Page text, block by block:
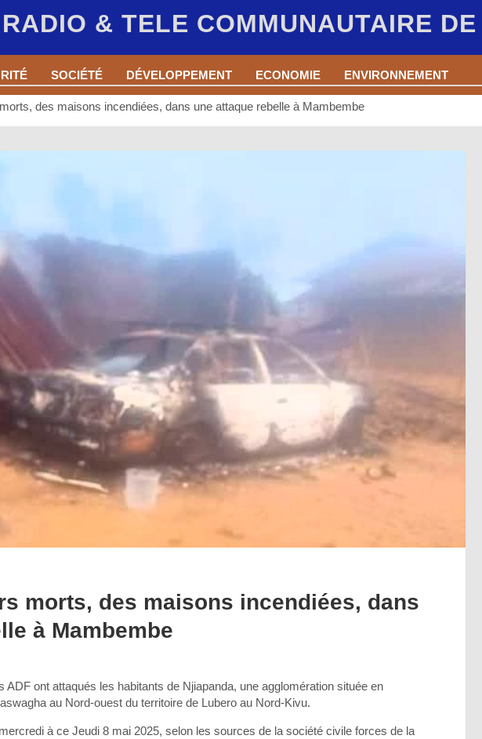
RADIO & TELE COMMUNAUTAIRE DE
SOCIÉTÉ DÉVELOPPEMENT ECONOMIE ENVIRONNEMENT
des maisons incendiées, dans une attaque rebelle à Mambembe
morts, des maisons incendiées, dans
à Mambembe
ont attaqués les habitants de Njiapanda, une agglomération située en
au Nord-ouest du territoire de Lubero au Nord-Kivu.
à ce Jeudi 8 mai 2025, selon les sources de la société civile forces de la